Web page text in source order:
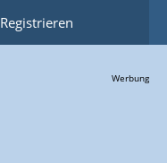
Registrieren
Werbung